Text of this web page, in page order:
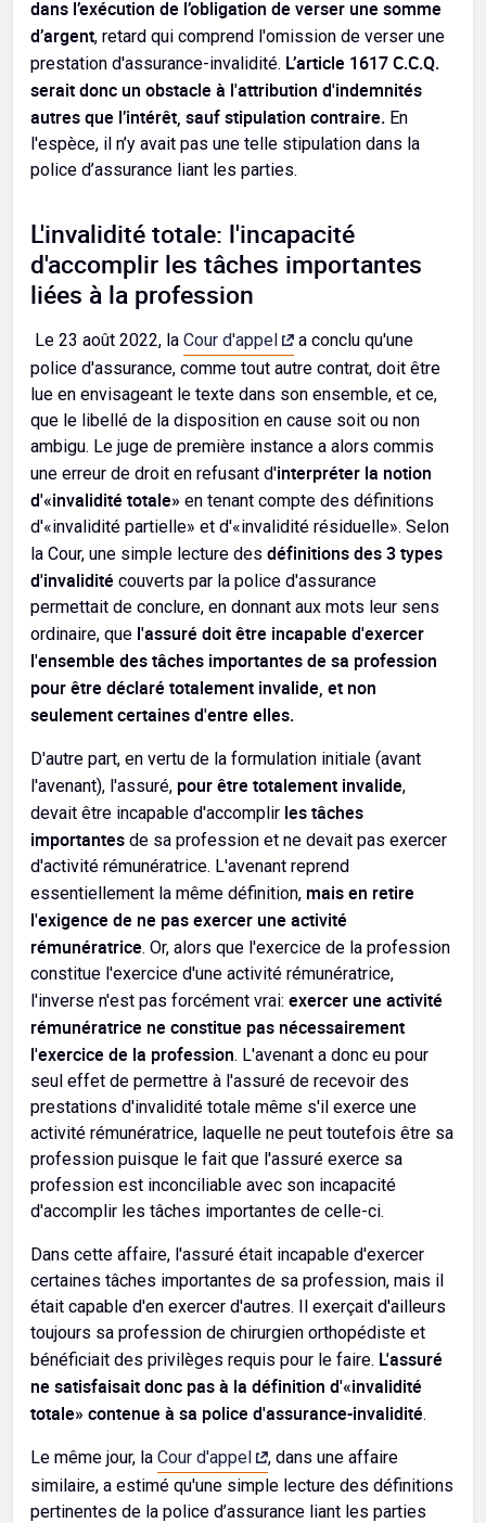
dans l’exécution de l’obligation de verser une somme
d’argent, retard qui comprend l'omission de verser une
prestation d'assurance-invalidité. L’article 1617 C.C.Q.
serait donc un obstacle à l'attribution d'indemnités
autres que l’intérêt, sauf stipulation contraire. En
l'espèce, il n’y avait pas une telle stipulation dans la
police d’assurance liant les parties.
L'invalidité totale: l'incapacité
d'accomplir les tâches importantes
liées à la profession
Le 23 août 2022, la Cour d'appel
a conclu qu'une
police d'assurance, comme tout autre contrat, doit être
lue en envisageant le texte dans son ensemble, et ce,
que le libellé de la disposition en cause soit ou non
ambigu. Le juge de première instance a alors commis
une erreur de droit en refusant d'interpréter la notion
d'«invalidité totale» en tenant compte des définitions
d'«invalidité partielle» et d'«invalidité résiduelle». Selon
la Cour, une simple lecture des définitions des 3 types
d'invalidité couverts par la police d'assurance
permettait de conclure, en donnant aux mots leur sens
ordinaire, que l'assuré doit être incapable d'exercer
l'ensemble des tâches importantes de sa profession
pour être déclaré totalement invalide, et non
seulement certaines d'entre elles.
D'autre part, en vertu de la formulation initiale (avant
l'avenant), l'assuré, pour être totalement invalide,
devait être incapable d'accomplir les tâches
importantes de sa profession et ne devait pas exercer
d'activité rémunératrice. L'avenant reprend
essentiellement la même définition, mais en retire
l'exigence de ne pas exercer une activité
rémunératrice. Or, alors que l'exercice de la profession
constitue l'exercice d'une activité rémunératrice,
l'inverse n'est pas forcément vrai: exercer une activité
rémunératrice ne constitue pas nécessairement
l'exercice de la profession. L'avenant a donc eu pour
seul effet de permettre à l'assuré de recevoir des
prestations d'invalidité totale même s'il exerce une
activité rémunératrice, laquelle ne peut toutefois être sa
profession puisque le fait que l'assuré exerce sa
profession est inconciliable avec son incapacité
d'accomplir les tâches importantes de celle-ci.
Dans cette affaire, l'assuré était incapable d'exercer
certaines tâches importantes de sa profession, mais il
était capable d'en exercer d'autres. Il exerçait d'ailleurs
toujours sa profession de chirurgien orthopédiste et
bénéficiait des privilèges requis pour le faire. L'assuré
ne satisfaisait donc pas à la définition d'«invalidité
totale» contenue à sa police d'assurance-invalidité.
Le même jour, la Cour d'appel
, dans une affaire
similaire, a estimé qu'une simple lecture des définitions
pertinentes de la police d’assurance liant les parties